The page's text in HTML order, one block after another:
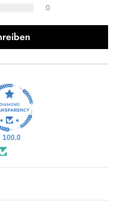
0
100.0